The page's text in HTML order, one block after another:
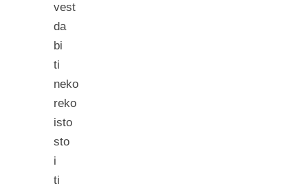
vest
da
bi
ti
neko
reko
isto
sto
i
ti